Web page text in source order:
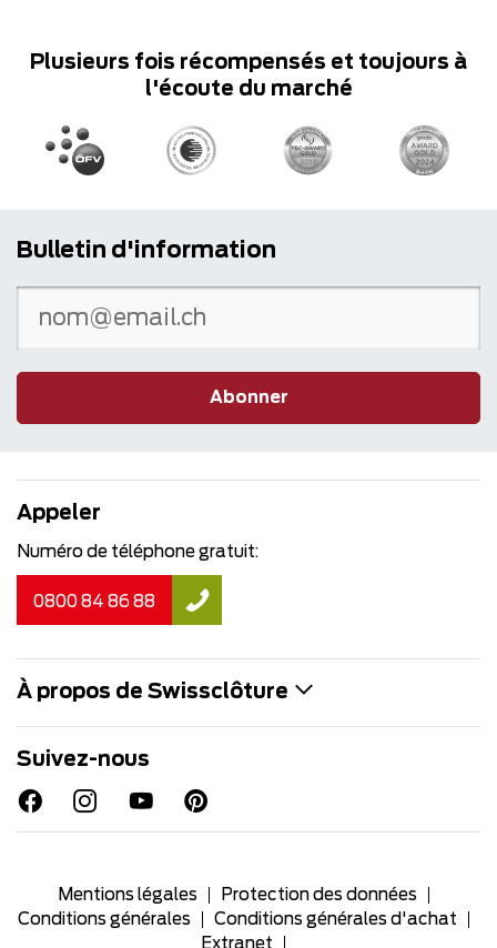
Plusieurs fois récompensés et toujours à
l'écoute du marché
Bulletin d'information
Abonner
Appeler
Numéro de téléphone gratuit:
0800 84 86 88
À propos de Swissclôture
Suivez-nous
Mentions légales
Protection des données
Conditions générales
Conditions générales d'achat
Extranet